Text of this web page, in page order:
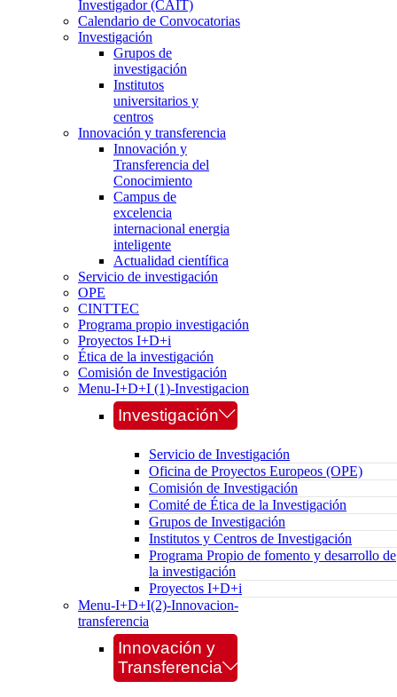
Investigador (CAIT)
Calendario de Convocatorias
Investigación
Grupos de
investigación
Institutos
universitarios y
centros
Innovación y transferencia
Innovación y
Transferencia del
Conocimiento
Campus de
excelencia
internacional energia
inteligente
Actualidad científica
Servicio de investigación
OPE
CINTTEC
Programa propio investigación
Proyectos I+D+i
Ética de la investigación
Comisión de Investigación
Menu-I+D+I (1)-Investigacion
Investigación
Servicio de Investigación
Oficina de Proyectos Europeos (OPE)
Comisión de Investigación
Comité de Ética de la Investigación
Grupos de Investigación
Institutos y Centros de Investigación
Programa Propio de fomento y desarrollo de
la investigación
Proyectos I+D+i
Menu-I+D+I(2)-Innovacion-
transferencia
Innovación y
Transferencia